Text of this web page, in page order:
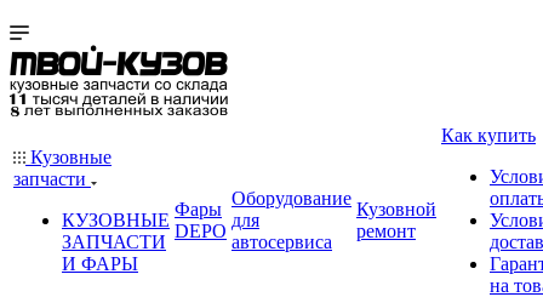
Кузовные
запчасти
КУЗОВНЫЕ
ЗАПЧАСТИ
И ФАРЫ
Фары
DEPO
Оборудование
для
автосервиса
Кузовной
ремонт
Как купить
на